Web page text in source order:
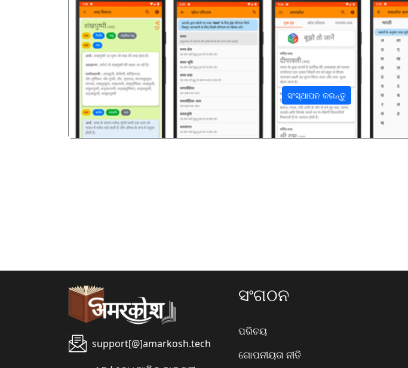
ସଂସ୍ଥାପନ କରନ୍ତୁ
पिछला
support[@]amarkosh.tech
ସଂଗଠନ
ପରିଚୟ
ଗୋପନୀୟତା ନୀତି